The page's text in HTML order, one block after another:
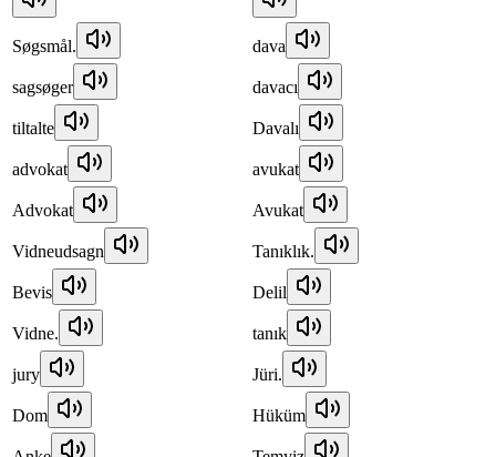
Søgsmål. dava
sagsøger davacı
tiltalte Davalı
advokat avukat
Advokat Avukat
Vidneudsagn Tanıklık.
Bevis Delil
Vidne. tanık
jury Jüri.
Dom Hüküm